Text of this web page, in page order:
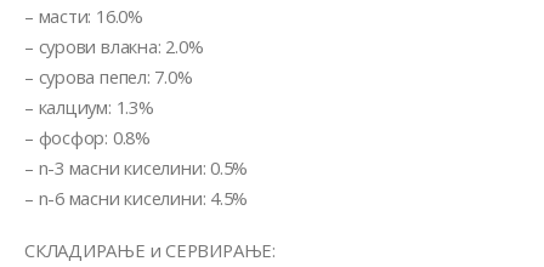
– масти: 16.0%
– сурови влакна: 2.0%
– сурова пепел: 7.0%
– калциум: 1.3%
– фосфор: 0.8%
– n-3 масни киселини: 0.5%
– n-6 масни киселини: 4.5%
СКЛАДИРАЊЕ и СЕРВИРАЊЕ: